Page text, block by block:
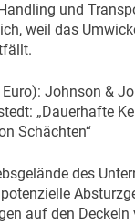
und
weil das
Johnson &
„Dauerhafte
Schächten“
des
auf den